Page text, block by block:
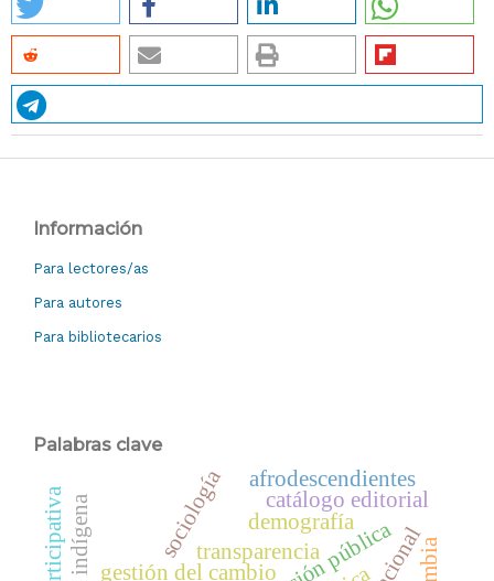
Información
Para lectores/as
Para autores
Para bibliotecarios
Palabras clave
transparencia
gestión del cambio
sociología demografía
catálogo editorial
afrodescendientes